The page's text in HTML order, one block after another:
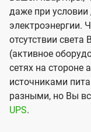
даже при условии
электроэнергии.
отсутствии
(активное
сетях на стороне
источниками
разными, но Вы
UPS.